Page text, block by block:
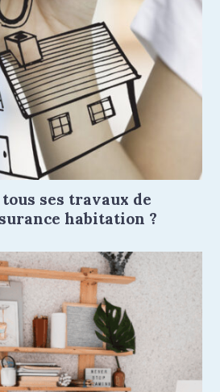
ses travaux de
habitation ?